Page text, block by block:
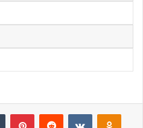
Tumblr PinterestReddit VKontakte